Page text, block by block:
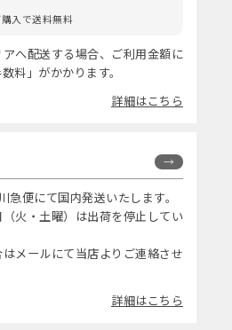
入で送料無料
へ配送する場合、ご利用金額に
料」がかかります。
詳細はこちら
便にて国内発送いたします。
火・土曜）は出荷を停止してい
メールにて当店よりご連絡させ
詳細はこちら